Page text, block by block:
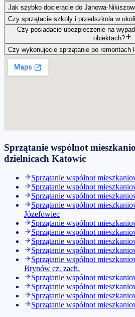
Jak szybko docieracie do Janowa-
Czy sprzątacie szkoły i przedszkola w
Czy posiadacie ubezpieczenie na
obiektach?
Czy wykonujecie sprzątanie po remontach
Sprzątanie wspólnot
dzielnicach Katowic
Sprzątanie wspólnot
Sprzątanie wspólnot
Sprzątanie wspólnot
Sprzątanie wspólnot
Józefowiec
Sprzątanie wspólnot
Sprzątanie wspólnot
Sprzątanie wspólnot
Sprzątanie wspólnot
Sprzątanie wspólnot
Brynów cz. zach.
Sprzątanie wspólnot
Sprzątanie wspólnot
Sprzątanie wspólnot
Sprzątanie wspólnot